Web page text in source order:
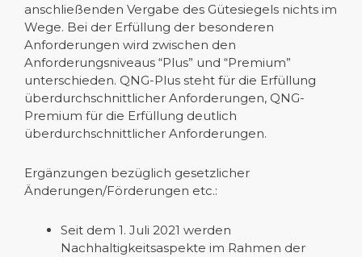
anschließenden Vergabe des Gütesiegels nichts im
Wege. Bei der Erfüllung der besonderen
Anforderungen wird zwischen den
Anforderungsniveaus “Plus” und “Premium”
unterschieden. QNG-Plus steht für die Erfüllung
überdurchschnittlicher Anforderungen, QNG-
Premium für die Erfüllung deutlich
überdurchschnittlicher Anforderungen.
Ergänzungen bezüglich gesetzlicher
Änderungen/Förderungen etc.:
Seit dem 1. Juli 2021 werden
Nachhaltigkeitsaspekte im Rahmen der